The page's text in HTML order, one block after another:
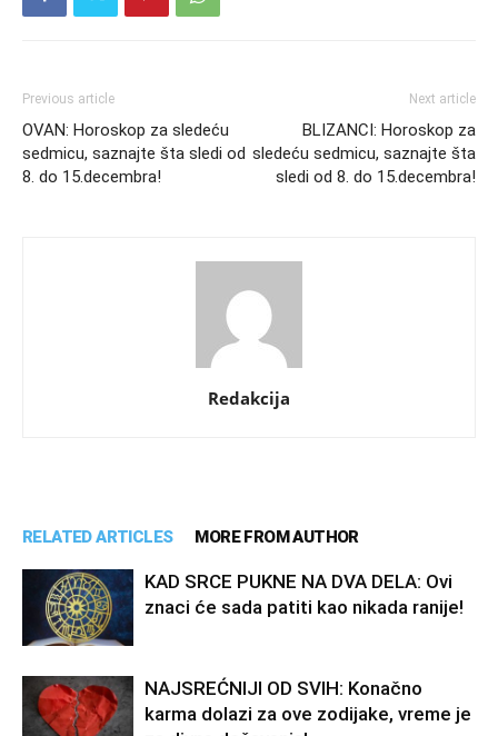
Previous article
OVAN: Horoskop za sledeću
sedmicu, saznajte šta sledi od
8. do 15.decembra!
Next article
BLIZANCI: Horoskop za
sledeću sedmicu, saznajte šta
sledi od 8. do 15.decembra!
Redakcija
RELATED ARTICLES MORE FROM AUTHOR
KAD SRCE PUKNE NA DVA DELA: Ovi
znaci će sada patiti kao nikada ranije!
NAJSREĆNIJI OD SVIH: Konačno
karma dolazi za ove zodijake, vreme je